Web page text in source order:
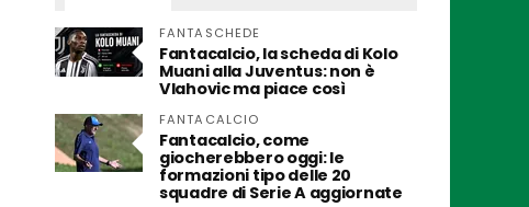
FANTASCHEDE
Fantacalcio, la scheda di Kolo
Muani alla Juventus: non è
Vlahovic ma piace così
FANTACALCIO
Fantacalcio, come
giocherebbero oggi: le
formazioni tipo delle 20
squadre di Serie A aggiornate